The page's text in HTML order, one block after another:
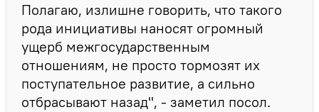
Полагаю, излишне говорить, что такого
рода инициативы наносят огромный
ущерб межгосударственным
отношениям, не просто тормозят их
поступательное развитие, а сильно
отбрасывают назад", - заметил посол.